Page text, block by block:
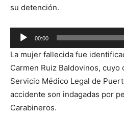
su detención.
Reproductor
de
audio
00:00
La mujer fallecida fue
Carmen Ruiz Baldovinos,
Servicio Médico Legal de
accidente son indagadas por
Carabineros.